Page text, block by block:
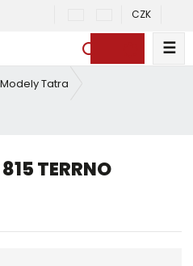
CZK
y
a
☰
Modely Tatra
TERRNO